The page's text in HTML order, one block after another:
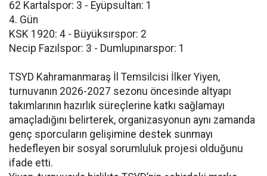
62 Kartalspor: 3 - Eyüpsultan: 1
4. Gün
KSK 1920: 4 - Büyüksırspor: 2
Necip Fazılspor: 3 - Dumlupınarspor: 1
TSYD Kahramanmaraş İl Temsilcisi İlker Yiyen,
turnuvanın 2026-2027 sezonu öncesinde altyapı
takımlarının hazırlık süreçlerine katkı sağlamayı
amaçladığını belirterek, organizasyonun aynı zamanda
genç sporcuların gelişimine destek sunmayı
hedefleyen bir sosyal sorumluluk projesi olduğunu
ifade etti.